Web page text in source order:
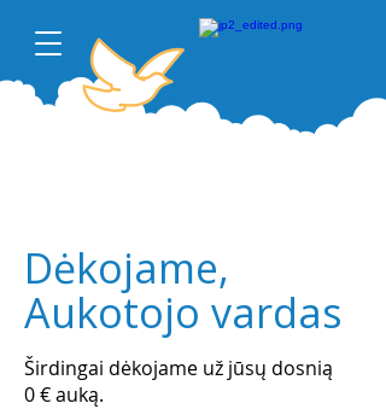
Dėkojame,
Aukotojo vardas
Širdingai dėkojame už jūsų dosnią
0 € auką.